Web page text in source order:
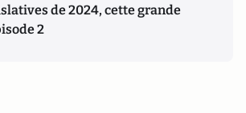
de 2024, cette grande
2